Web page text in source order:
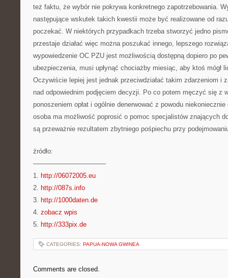
też faktu, że wybór nie pokrywa konkretnego zapotrzebowania.
następujące wskutek takich kwestii może być realizowane od
poczekać. W niektórych przypadkach trzeba stworzyć jedno
przestaje działać więc można poszukać innego, lepszego
wypowiedzenie OC PZU jest możliwością dostępną dopiero po
ubezpieczenia, musi upłynąć chociażby miesiąc, aby ktoś mógł
Oczywiście lepiej jest jednak przeciwdziałać takim zdarzeniom i
nad odpowiednim podjęciem decyzji. Po co potem męczyć się z
ponoszeniem opłat i ogólnie denerwować z powodu
osoba ma możliwość poprosić o pomoc specjalistów znających
są przeważnie rezultatem zbytniego pośpiechu przy
źródło:
———————————
1. http://06072005.eu
2. http://087s.info
3. http://1000daten.de
4. zobacz wpis
5. http://333pix.de
CATEGORIES: PAPUA-NOWA GWINEA
Comments are closed.